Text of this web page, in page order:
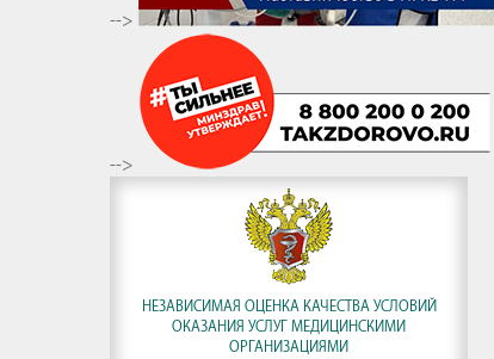
-->
-->
НЕЗАВИСИМАЯ ОЦЕНКА КАЧЕСТВА УСЛОВИЙ
ОКАЗАНИЯ УСЛУГ МЕДИЦИНСКИМИ
ОРГАНИЗАЦИЯМИ